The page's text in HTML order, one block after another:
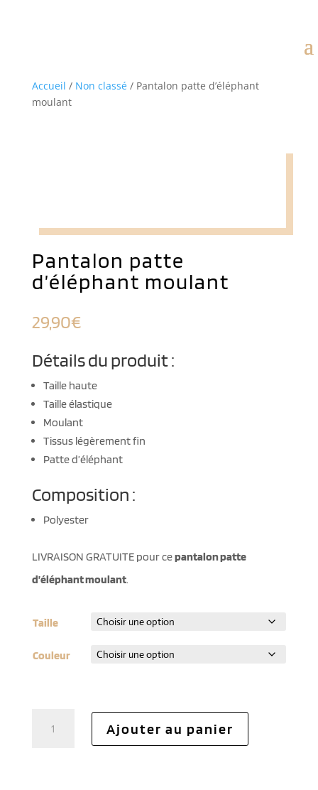
Accueil / Non classé/ Pantalon patte d’éléphant
moulant
Pantalon patte
d’éléphant moulant
29,90€
Détails du produit :
Taille haute
Taille élastique
Moulant
Tissus légèrement fin
Patte d’éléphant
Composition :
Polyester
LIVRAISON GRATUITE pour cepantalon patte
d’éléphant moulant.
Taille
Couleur
Ajouter au panier